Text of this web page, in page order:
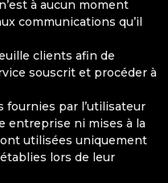
à aucun moment
communications qu’il
clients afin de
souscrit et procéder à
fournies par l’utilisateur
entreprise ni mises à la
utilisées uniquement
lors de leur